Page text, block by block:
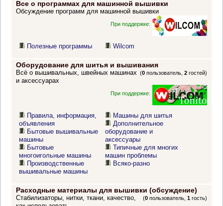
Все о программах для машинной вышивки
Обсуждение программ для машинной вышивки
При поддержке:
Полезные программы Wilcom
Оборудование для шитья и вышивания
(0 пользователь,2 гостей)
Всё о вышивальных, швейных машинах
и аксессуарах
При поддержке:
Правила, информация,
объявления
Бытовые вышивальные
машины
Бытовые
многоигольные машины
Производственные
вышивальные машины
Машины для шитья
Дополнительное
оборудование и
аксессуары
Типичные для многих
машин проблемы
Всяко-разно
Расходные материалы для вышивки (обсуждение)
(0 пользователь,1 гость)
Стабилизаторы, нитки, ткани, качество,